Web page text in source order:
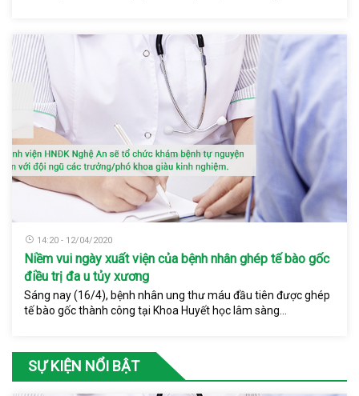
14:20 - 12/04/2020
Niềm vui ngày xuất viện của bệnh nhân ghép tế bào gốc
điều trị đa u tủy xương
Sáng nay (16/4), bệnh nhân ung thư máu đầu tiên được ghép
tế bào gốc thành công tại Khoa Huyết học lâm sàng...
SỰ KIỆN NỔI BẬT